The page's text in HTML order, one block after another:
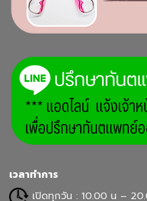
เวลาทำการ
เปิดทุกวัน : 10.00 น –